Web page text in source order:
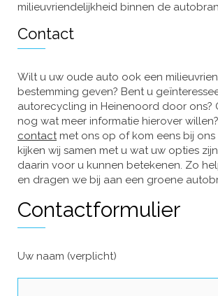
milieuvriendelijkheid binnen de
Contact
Wilt u uw oude auto ook een
bestemming geven? Bent u
autorecycling in Heinenoord door ons?
nog wat meer informatie hierover
contactmet ons op of kom eens bij ons
kijken wij samen met u wat uw opties
daarin voor u kunnen betekenen. Zo
en dragen we bij aan een groene
Contactformulier
Uw naam (verplicht)